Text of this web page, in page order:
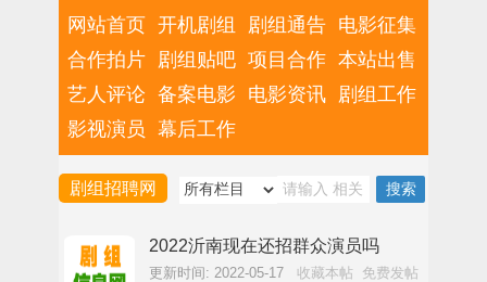
网站首页 开机剧组 剧组通告 电影征集
合作拍片 剧组贴吧 项目合作 本站出售
艺人评论 备案电影 电影资讯 剧组工作
影视演员
幕后工作
剧组招聘网
2022沂南现在还招群众演员吗
更新时间: 2022-05-17 收藏本帖 免费发帖